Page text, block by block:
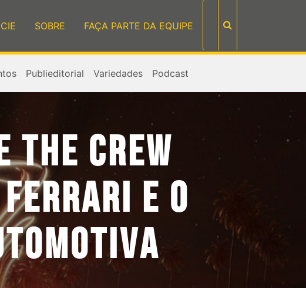
SOBRE FAÇA PARTE DA EQUIPE
Publieditorial Variedades Podcast
CREW
E O